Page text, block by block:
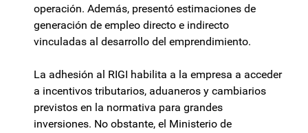
operación. Además, presentó estimaciones de
generación de empleo directo e indirecto
vinculadas al desarrollo del emprendimiento.
La adhesión al RIGI habilita a la empresa a acceder
a incentivos tributarios, aduaneros y cambiarios
previstos en la normativa para grandes
inversiones. No obstante, el Ministerio de